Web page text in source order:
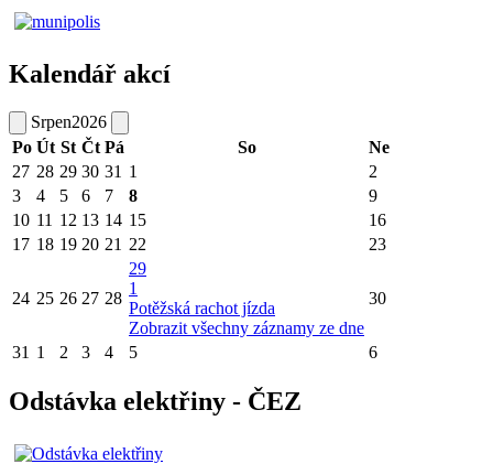
Kalendář akcí
Srpen2026
Po Út St Čt Pá So
Ne
27 28 29 30 31 1
2
3
4 5 6 7 8
9
10 11 12 13 14 15
16
17 18 19 20 21 22 23
24 25 26 27 28
29
1
Potěžská rachot jízda
Zobrazit všechny záznamy ze dne
30
31 1 2 3 4 5 6
Odstávka elektřiny - ČEZ